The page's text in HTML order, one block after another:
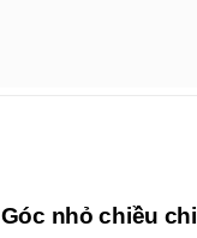
Góc nhỏ chiều chill